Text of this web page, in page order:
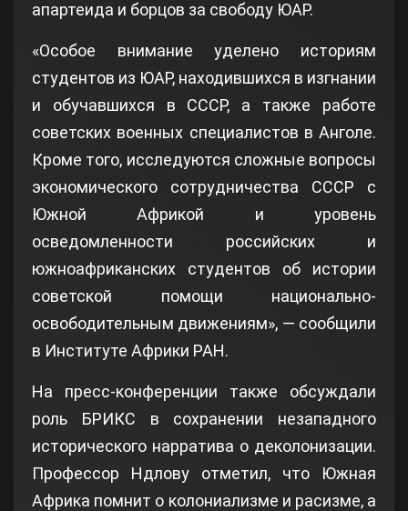
апартеида и борцов за свободу ЮАР.
«Особое внимание уделено историям
студентов из ЮАР, находившихся в изгнании
и обучавшихся в СССР, а также работе
советских военных специалистов в Анголе.
Кроме того, исследуются сложные вопросы
экономического сотрудничества СССР с
Южной Африкой и уровень
осведомленности российских и
южноафриканских студентов об истории
советской помощи национально-
освободительным движениям», — сообщили
в Институте Африки РАН.
На пресс-конференции также обсуждали
роль БРИКС в сохранении незападного
исторического нарратива о деколонизации.
Профессор Ндлову отметил, что Южная
Африка помнит о колониализме и расизме, а